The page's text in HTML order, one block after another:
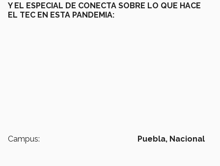
Y EL ESPECIAL DE CONECTA SOBRE LO QUE HACE
EL TEC EN ESTA PANDEMIA:
Campus: Puebla, Nacional